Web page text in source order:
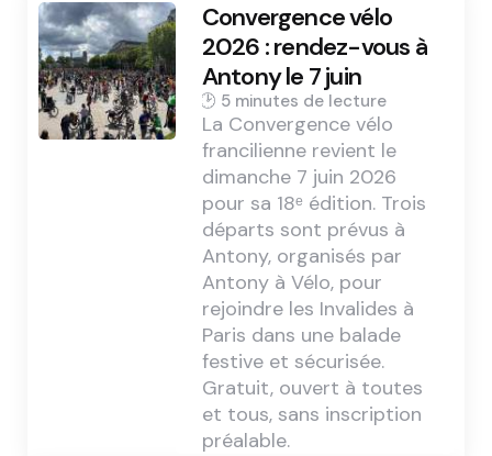
Convergence vélo
2026 : rendez-vous à
Antony le 7 juin
5 min
La Convergence vélo
francilienne revient le
dimanche 7 juin 2026
pour sa 18ᵉ édition. Trois
départs sont prévus à
Antony, organisés par
Antony à Vélo, pour
rejoindre les Invalides à
Paris dans une balade
festive et sécurisée.
Gratuit, ouvert à toutes
et tous, sans inscription
préalable.